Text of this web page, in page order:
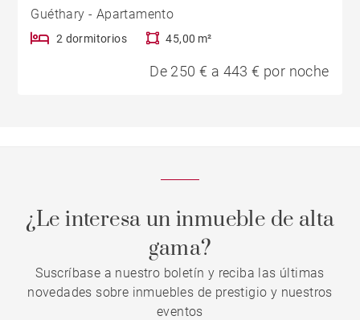
Guéthary - Apartamento
2 dormitorios 45,00 m²
De 250 € a 443 € por noche
¿Le interesa un inmueble de alta
gama?
Suscríbase a nuestro boletín y reciba las últimas
novedades sobre inmuebles de prestigio y nuestros
eventos